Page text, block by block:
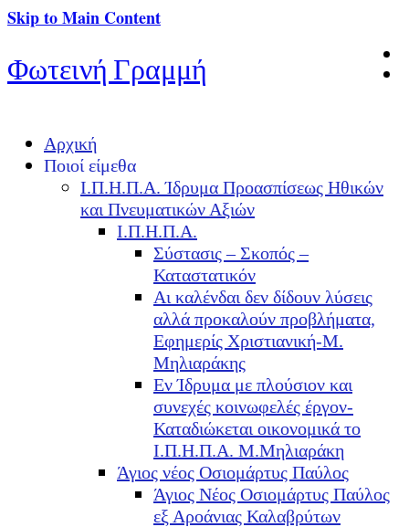
Skip to Main Content
Φωτεινή Γραμμή
Αρχική
Ποιοί είμεθα
Ι.Π.Η.Π.Α. Ίδρυμα Προασπίσεως Ηθικών
και Πνευματικών Αξιών
Ι.Π.Η.Π.Α.
Σύστασις – Σκοπός –
Καταστατικόν
Αι καλένδαι δεν δίδουν λύσεις
αλλά προκαλούν προβλήματα,
Εφημερίς Χριστιανική-Μ.
Μηλιαράκης
Εν Ίδρυμα με πλούσιον και
συνεχές κοινωφελές έργον-
Καταδιώκεται οικονομικά το
Ι.Π.Η.Π.Α. Μ.Μηλιαράκη
Άγιος νέος Οσιομάρτυς Παύλος
Άγιος Νέος Οσιομάρτυς Παύλος
εξ Αροάνιας Καλαβρύτων